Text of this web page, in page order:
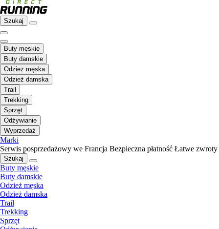
Szukaj
Buty męskie
Buty damskie
Odzież męska
Odzież damska
Trail
Trekking
Sprzęt
Odżywianie
Wyprzedaż
Marki
Serwis posprzedażowy we Francja Bezpieczna płatność Łatwe zwroty
Szukaj
Buty męskie
Buty damskie
Odzież męska
Odzież damska
Trail
Trekking
Sprzęt